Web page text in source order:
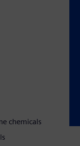
chemicals